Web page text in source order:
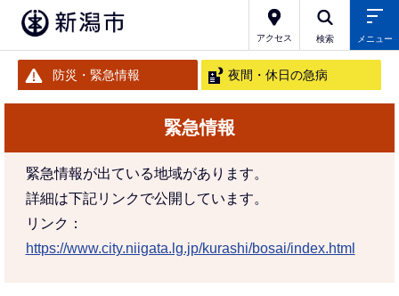
アクセス 検索 メニュー
防災・緊急情報 夜間・休日の急病
緊急情報
緊急情報が出ている地域があります。
詳細は下記リンクで公開しています。
リンク：
https://www.city.niigata.lg.jp/kurashi/bosai/index.html